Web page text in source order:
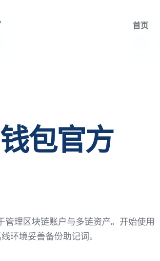
首页
包官方
理区块链账户与多链资产。开始使用
环境妥善备份助记词。